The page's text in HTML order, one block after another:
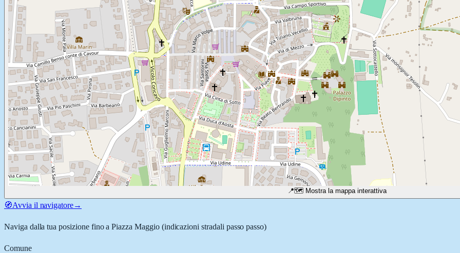
📍🗺️ Mostra la mappa interattiva
🧭Avvia il navigatore→
Naviga dalla tua posizione fino aPiazza Maggio(indicazioni stradali passo passo)
Comune